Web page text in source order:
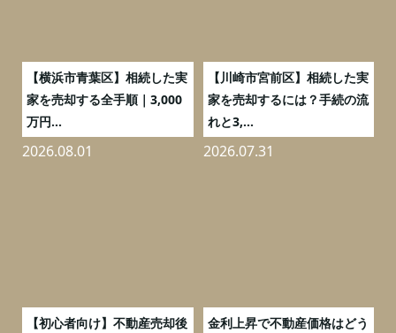
【横浜市青葉区】相続した実
家を売却する全手順｜3,000
万円...
2026.08.01
【川崎市宮前区】相続した実
家を売却するには？手続の流
れと3,...
2026.07.31
【初心者向け】不動産売却後
金利上昇で不動産価格はどう